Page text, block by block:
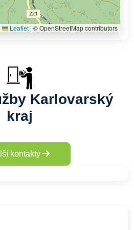
Leaflet | © OpenStreetMap contributors
Karlovarský
kraj
kontakty